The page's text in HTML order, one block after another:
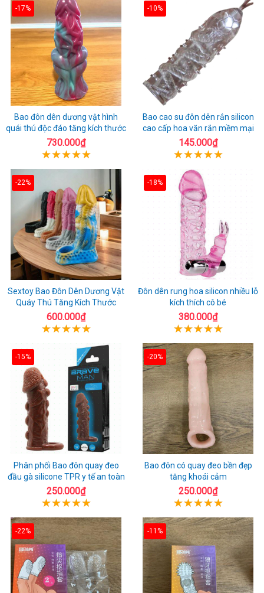
-17%
Bao đôn dên dương vật hình
quái thú độc đáo tăng kích thước
730.000₫
-10%
Bao cao su đôn dên rắn silicon
cao cấp hoa văn rắn mềm mại
145.000₫
-22%
Sextoy Bao Đôn Dên Dương Vật
Quáy Thú Tăng Kích Thước
600.000₫
-18%
Đôn dên rung hoa silicon nhiều lỗ
kích thích cô bé
380.000₫
-15%
Phân phối Bao đôn quay đeo
đầu gà silicone TPR y tế an toàn
250.000₫
-20%
Bao đôn có quay đeo bền đẹp
tăng khoái cảm
250.000₫
-22% -11%